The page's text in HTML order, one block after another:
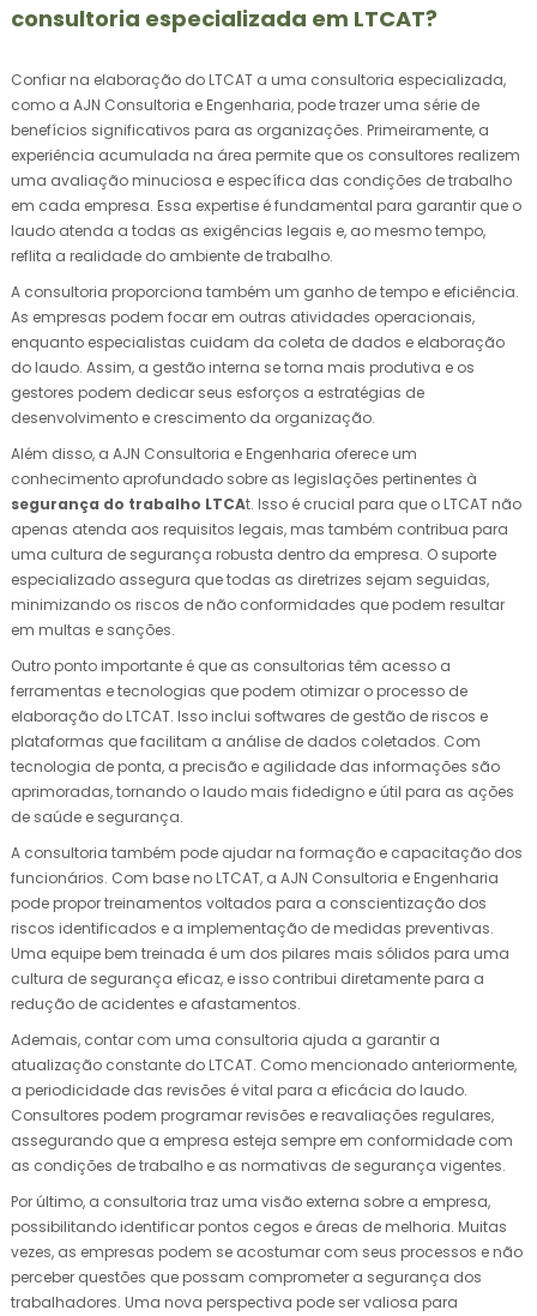
consultoria especializada em LTCAT?
Confiar na elaboração do LTCAT a uma consultoria especializada,
como a AJN Consultoria e Engenharia, pode trazer uma série de
benefícios significativos para as organizações. Primeiramente, a
experiência acumulada na área permite que os consultores realizem
uma avaliação minuciosa e específica das condições de trabalho
em cada empresa. Essa expertise é fundamental para garantir que o
laudo atenda a todas as exigências legais e, ao mesmo tempo,
reflita a realidade do ambiente de trabalho.
A consultoria proporciona também um ganho de tempo e eficiência.
As empresas podem focar em outras atividades operacionais,
enquanto especialistas cuidam da coleta de dados e elaboração
do laudo. Assim, a gestão interna se torna mais produtiva e os
gestores podem dedicar seus esforços a estratégias de
desenvolvimento e crescimento da organização.
Além disso, a AJN Consultoria e Engenharia oferece um
conhecimento aprofundado sobre as legislações pertinentes à
segurança do trabalho LTCAt. Isso é crucial para que o LTCAT não
apenas atenda aos requisitos legais, mas também contribua para
uma cultura de segurança robusta dentro da empresa. O suporte
especializado assegura que todas as diretrizes sejam seguidas,
minimizando os riscos de não conformidades que podem resultar
em multas e sanções.
Outro ponto importante é que as consultorias têm acesso a
ferramentas e tecnologias que podem otimizar o processo de
elaboração do LTCAT. Isso inclui softwares de gestão de riscos e
plataformas que facilitam a análise de dados coletados. Com
tecnologia de ponta, a precisão e agilidade das informações são
aprimoradas, tornando o laudo mais fidedigno e útil para as ações
de saúde e segurança.
A consultoria também pode ajudar na formação e capacitação dos
funcionários. Com base no LTCAT, a AJN Consultoria e Engenharia
pode propor treinamentos voltados para a conscientização dos
riscos identificados e a implementação de medidas preventivas.
Uma equipe bem treinada é um dos pilares mais sólidos para uma
cultura de segurança eficaz, e isso contribui diretamente para a
redução de acidentes e afastamentos.
Ademais, contar com uma consultoria ajuda a garantir a
atualização constante do LTCAT. Como mencionado anteriormente,
a periodicidade das revisões é vital para a eficácia do laudo.
Consultores podem programar revisões e reavaliações regulares,
assegurando que a empresa esteja sempre em conformidade com
as condições de trabalho e as normativas de segurança vigentes.
Por último, a consultoria traz uma visão externa sobre a empresa,
possibilitando identificar pontos cegos e áreas de melhoria. Muitas
vezes, as empresas podem se acostumar com seus processos e não
perceber questões que possam comprometer a segurança dos
trabalhadores. Uma nova perspectiva pode ser valiosa para